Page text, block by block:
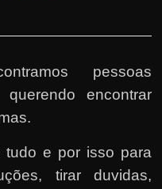
pessoas
encontrar
tudo e por isso para
tirar duvidas,